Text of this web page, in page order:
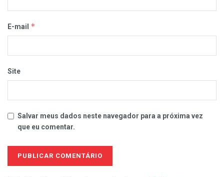
E-mail *
Site
Salvar meus dados neste navegador para a próxima vez
que eu comentar.